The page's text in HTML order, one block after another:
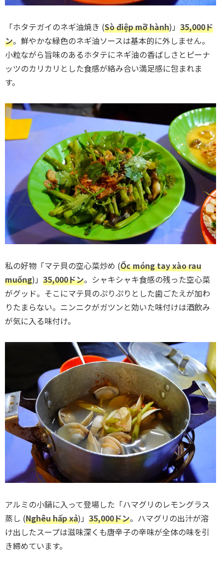
「ホタテガイのネギ油焼き (Sò điệp mỡ hành)」 35,000ド
ン。鮮やかな緑色のネギ油ソースは基本的に外しません。
小粒ながら旨味のあるホタテにネギ油の香ばしさとピーナ
ッツのカリカリとした食感が絡み合い満足感に包まれま
す。
私の好物「マテ貝の空心菜炒め (Ốc móng tay xào rau
muống)」 35,000ドン。シャキシャキ食感の残った空心菜
がグッド。そこにマテ貝のぷりぷりとした歯ごたえが加わ
りたまらない。ニンニクがガツンと効いた味付けは酒飲み
が気に入る味付け。
アルミの小鍋に入って登場した「ハマグリのレモングラス
蒸し (Nghêu hấp xả)」 35,000ドン。ハマグリの出汁が溶
け出したスープは滋味深くも唐辛子の辛味が全体の味を引
き締めています。